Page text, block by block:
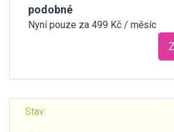
podobné
Nyní pouze za 499 Kč / měsíc
Stav: